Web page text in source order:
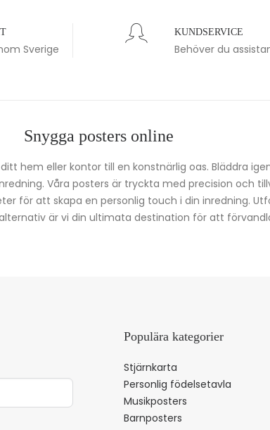
Sverige
KUNDSERVICE
Behöver du
Snygga posters online
hem eller kontor till en konstnärlig oas. Bläddra
Våra posters är tryckta med precision och
för att skapa en personlig touch i din inredning.
är vi din ultimata destination för att
Populära kategorier
Stjärnkarta
Personlig födelsetavla
Musikposters
Barnposters